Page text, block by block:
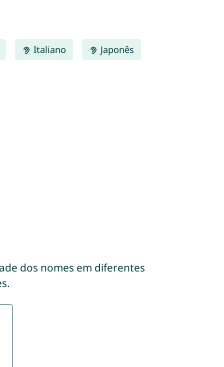
Italiano Japonês
dos nomes em diferentes